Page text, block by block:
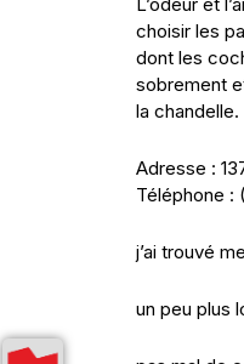
choisir les
dont les
sobrement
la chandelle.
Adresse :
Téléphone :
j’ai trouvé
un peu plus